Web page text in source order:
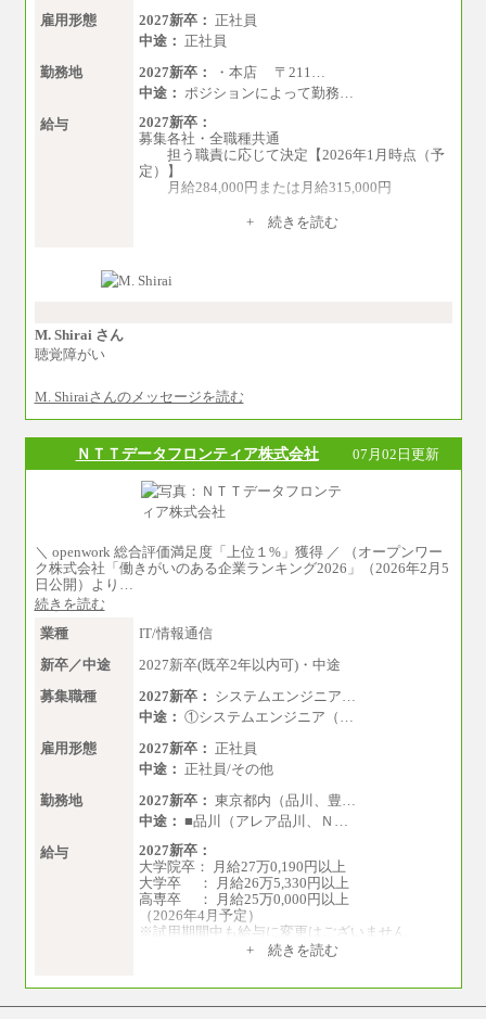
雇用形態
2027新卒： 正社員
中途： 正社員
勤務地
2027新卒：
・本店 〒211…
中途： ポジションによって勤務…
給与
2027新卒：
募集各社・全職種共通
担う職責に応じて決定【2026年1月時点（予
定）】
月給284,000円または月給315,000円
※入社後早期から、自律的な業務遂行が求
り高い職責を担う方については、さらに高い金
※上記に加え、所定労働時間外に勤務をし
た場合には、時間外勤務手当を支給します。
ん。
中途：
＜募集各社・全職種共通＞
月給21万円以上～
※試用期間中の給与に変更はありません。
※経験・能力を考慮し、当社規定により決定い
たします。
+ 続きを読む
M. Shirai さん
聴覚障がい
M. Shiraiさんのメッセージを読む
ＮＴＴデータフロンティア株式会社 07月02日更新
＼ openwork 総合評価満足度「上位１%」獲得 ／ （オープンワー
ク株式会社「働きがいのある企業ランキング2026」（2026年2月5
日公開）より…
続きを読む
業種
IT/情報通信
新卒／中途
2027新卒(既卒2年以内可)・中途
募集職種
2027新卒： システムエンジニア…
中途： ①システムエンジニア（…
雇用形態
2027新卒： 正社員
中途： 正社員/その他
勤務地
2027新卒： 東京都内（品川、豊…
中途： ■品川（アレア品川、Ｎ…
給与
2027新卒：
大学院卒： 月給27万0,190円以上
大学卒 ： 月給26万5,330円以上
高専卒 ： 月給25万0,000円以上
（2026年4月予定）
※試用期間中も給与に変更はございません
+ 続きを読む